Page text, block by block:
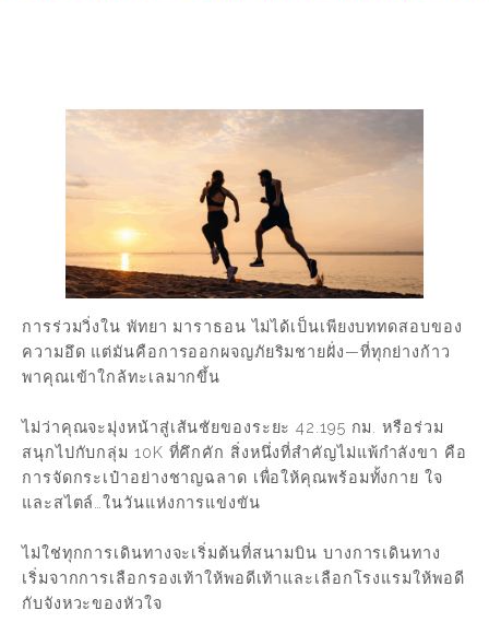
การร่วมวิ่งใน พัทยา มาราธอน ไม่ได้เป็นเพียงบททดสอบของ
ความอึด แต่มันคือการออกผจญภัยริมชายฝั่ง—ที่ทุกย่างก้าว
พาคุณเข้าใกล้ทะเลมากขึ้น
ไม่ว่าคุณจะมุ่งหน้าสู่เส้นชัยของระยะ 42.195 กม. หรือร่วม
สนุกไปกับกลุ่ม 10K ที่คึกคัก สิ่งหนึ่งที่สำคัญไม่แพ้กำลังขา คือ
การจัดกระเป๋าอย่างชาญฉลาด เพื่อให้คุณพร้อมทั้งกาย ใจ
และสไตล์…ในวันแห่งการแข่งขัน
ไม่ใช่ทุกการเดินทางจะเริ่มต้นที่สนามบิน บางการเดินทาง
เริ่มจากการเลือกรองเท้าให้พอดีเท้าและเลือกโรงแรมให้พอดี
กับจังหวะของหัวใจ